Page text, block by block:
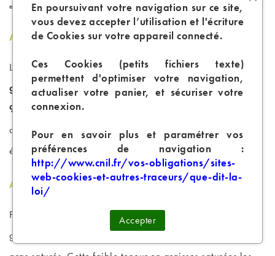
et les symptômes du syndrome prémenstruel (SPM).
Acides Gras Monoinsaturés (AGMI)
Les graines de chanvre contiennent également desacides
gras monoinsaturés, tels que l'
acide oléique (oméga-
9)
, qui est bénéfique pour la santé cardiovasculaire. Bien
que moins présents que les AGPI, les AGMI contribuent
également à un profil lipidique sain.
Acides Gras Saturés
Par rapport à d'autres sources de graisses végétales, les
graines de chanvre contiennent relativement peu d'acides
En poursuivant votre navigation sur ce site,
vous devez accepter l’utilisation et l'écriture
de Cookies sur votre appareil connecté.
Ces Cookies (petits fichiers texte)
permettent d'optimiser votre navigation,
actualiser votre panier, et sécuriser votre
connexion.
Pour en savoir plus et paramétrer vos
préférences de navigation :
http://www.cnil.fr/vos-obligations/sites-
web-cookies-et-autres-traceurs/que-dit-la-
loi/
Accepter